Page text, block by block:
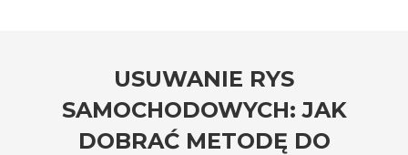
USUWANIE RYS
SAMOCHODOWYCH: JAK
DOBRAĆ METODĘ DO